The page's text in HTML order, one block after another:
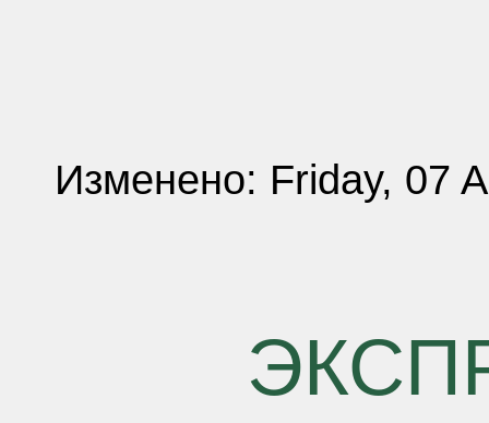
Изменено: Friday, 07